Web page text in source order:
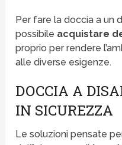
Per fare la doccia a un
possibile acquistare
proprio per rendere
alle diverse esigenze.
DOCCIA A
IN SICUREZZA
Le soluzioni pensate